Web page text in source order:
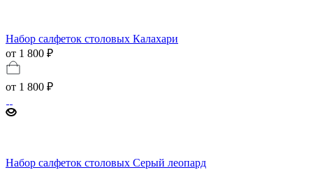
Набор салфеток столовых Калахари
от 1 800 ₽
от 1 800 ₽
Набор салфеток столовых Серый леопард